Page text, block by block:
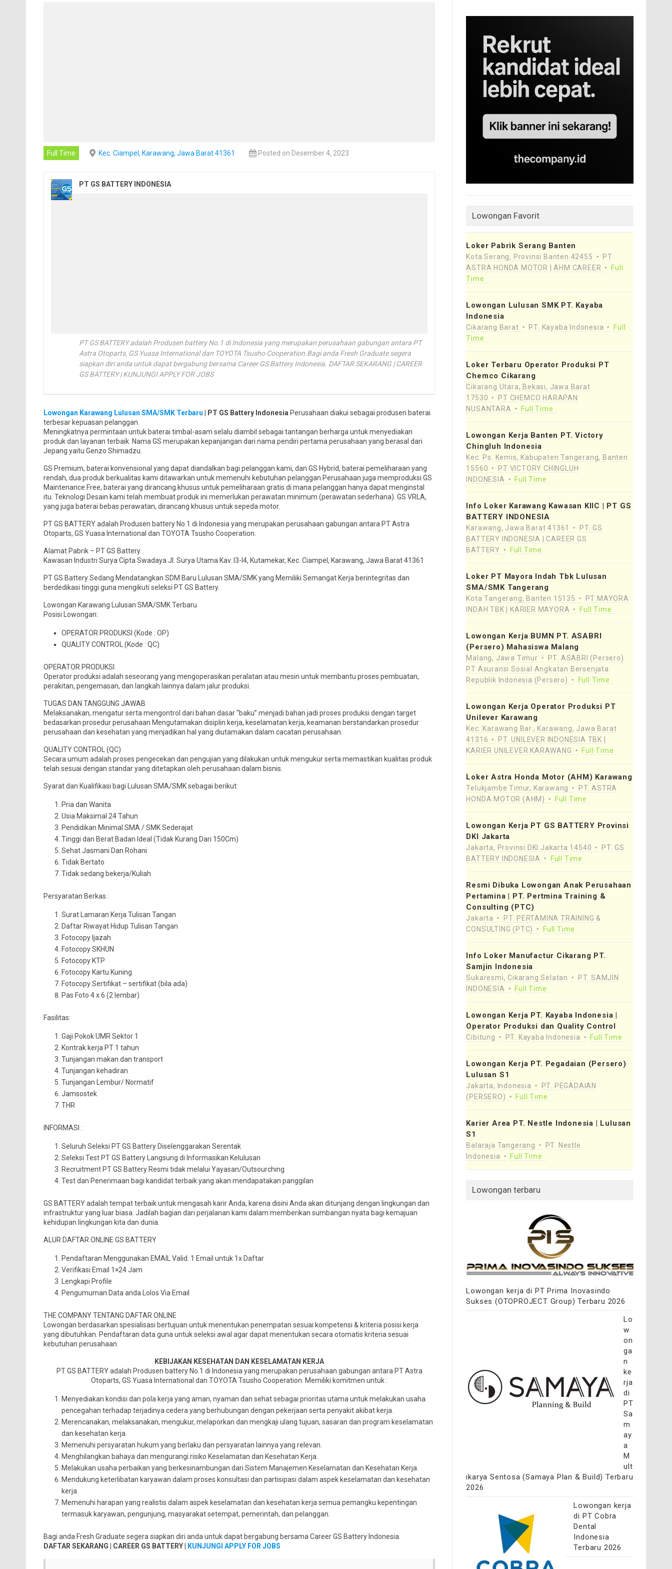
Full Time Kec. Ciampel, Karawang, Jawa Barat 41361 Posted on Desember 4, 2023
PT GS BATTERY INDONESIA
PT GS BATTERY adalah Produsen battery No.1 di Indonesia yang merupakan perusahaan gabungan antara PT
Astra Otoparts, GS Yuasa International dan TOYOTA Tsusho Cooperation.Bagi anda Fresh Graduate segera
siapkan diri anda untuk dapat bergabung bersama Career GS Battery Indonesia. DAFTAR SEKARANG | CAREER
GS BATTERY | KUNJUNGI APPLY FOR JOBS
Lowongan Karawang Lulusan SMA/SMK Terbaru | PT GS Battery Indonesia Perusahaan diakui sebagai produsen baterai
terbesar kepuasan pelanggan.
Meningkatnya permintaan untuk baterai timbal-asam selalu diambil sebagai tantangan berharga untuk menyediakan
produk dan layanan terbaik. Nama GS merupakan kepanjangan dari nama pendiri pertama perusahaan yang berasal dari
Jepang yaitu Genzo Shimadzu.
GS Premium, baterai konvensional yang dapat diandalkan bagi pelanggan kami, dan GS Hybrid, baterai pemeliharaan yang
rendah, dua produk berkualitas kami ditawarkan untuk memenuhi kebutuhan pelanggan.Perusahaan juga memproduksi GS
Maintenance Free, baterai yang dirancang khusus untuk pemeliharaan gratis di mana pelanggan hanya dapat menginstal
itu. Teknologi Desain kami telah membuat produk ini memerlukan perawatan minimum (perawatan sederhana). GS VRLA,
yang juga baterai bebas perawatan, dirancang khusus untuk sepeda motor.
PT GS BATTERY adalah Produsen battery No.1 di Indonesia yang merupakan perusahaan gabungan antara PT Astra
Otoparts, GS Yuasa International dan TOYOTA Tsusho Cooperation.
Alamat Pabrik – PT GS Battery
Kawasan Industri Surya Cipta Swadaya Jl. Surya Utama Kav. I3-I4, Kutamekar, Kec. Ciampel, Karawang, Jawa Barat 41361
PT GS Battery Sedang Mendatangkan SDM Baru Lulusan SMA/SMK yang Memiliki Semangat Kerja berintegritas dan
berdedikasi tinggi guna mengikuti seleksi PT GS Battery.
Lowongan Karawang Lulusan SMA/SMK Terbaru
Posisi Lowongan:
OPERATOR PRODUKSI (Kode : OP)
QUALITY CONTROL (Kode : QC)
OPERATOR PRODUKSI
Operator produksi adalah seseorang yang mengoperasikan peralatan atau mesin untuk membantu proses pembuatan,
perakitan, pengemasan, dan langkah lainnya dalam jalur produksi.
TUGAS DAN TANGGUNG JAWAB
Melaksanakan, mengatur serta mengontrol dari bahan dasar “baku” menjadi bahan jadi proses produksi dengan target
bedasarkan prosedur perusahaan Mengutamakan disiplin kerja, keselamatan kerja, keamanan berstandarkan prosedur
perusahaan dan kesehatan yang menjadikan hal yang diutamakan dalam cacatan perusahaan.
QUALITY CONTROL (QC)
Secara umum adalah proses pengecekan dan pengujian yang dilakukan untuk mengukur serta memastikan kualitas produk
telah sesuai dengan standar yang ditetapkan oleh perusahaan dalam bisnis.
Syarat dan Kualifikasi bagi Lulusan SMA/SMK sebagai berikut:
Pria dan Wanita
Usia Maksimal 24 Tahun
Pendidikan Minimal SMA / SMK Sederajat
Tinggi dan Berat Badan Ideal (Tidak Kurang Dari 150Cm)
Sehat Jasmani Dan Rohani
Tidak Bertato
Tidak sedang bekerja/Kuliah
Persyaratan Berkas :
Surat Lamaran Kerja Tulisan Tangan
Daftar Riwayat Hidup Tulisan Tangan
Fotocopy Ijazah
Fotocopy SKHUN
Fotocopy KTP
Fotocopy Kartu Kuning
Fotocopy Sertifikat – sertifikat (bila ada)
Pas Foto 4 x 6 (2 lembar)
Fasilitas:
Gaji Pokok UMR Sektor 1
Kontrak kerja PT 1 tahun
Tunjangan makan dan transport
Tunjangan kehadiran
Tunjangan Lembur/ Normatif
Jamsostek
THR
INFORMASI :
Seluruh Seleksi PT GS Battery Diselenggarakan Serentak
Seleksi Test PT GS Battery Langsung di Informasikan Kelulusan
Recruitment PT GS Battery Resmi tidak melalui Yayasan/Outsourching
Test dan Penerimaan bagi kandidat terbaik yang akan mendapatakan panggilan
GS BATTERY adalah tempat terbaik untuk mengasah karir Anda, karena disini Anda akan ditunjang dengan lingkungan dan
infrastruktur yang luar biasa. Jadilah bagian dari perjalanan kami dalam memberikan sumbangan nyata bagi kemajuan
kehidupan lingkungan kita dan dunia.
ALUR DAFTAR ONLINE GS BATTERY
Pendaftaran Menggunakan EMAIL Valid. 1 Email untuk 1x Daftar
Verifikasi Email 1×24 Jam
Lengkapi Profile
Pengumuman Data anda Lolos Via Email
THE COMPANY TENTANG DAFTAR ONLINE
Lowongan berdasarkan spesialisasi bertujuan untuk menentukan penempatan sesuai kompetensi & kriteria posisi kerja
yang dibutuhkan. Pendaftaran data guna untuk seleksi awal agar dapat menentukan secara otomatis kriteria sesuai
kebutuhan perusahaan.
KEBIJAKAN KESEHATAN DAN KESELAMATAN KERJA
PT GS BATTERY adalah Produsen battery No.1 di Indonesia yang merupakan perusahaan gabungan antara PT Astra
Otoparts, GS Yuasa International dan TOYOTA Tsusho Cooperation. Memiliki komitmen untuk :
Menyediakan kondisi dan pola kerja yang aman, nyaman dan sehat sebagai prioritas utama untuk melakukan usaha
pencegahan terhadap terjadinya cedera yang berhubungan dengan pekerjaan serta penyakit akibat kerja.
Merencanakan, melaksanakan, mengukur, melaporkan dan mengkaji ulang tujuan, sasaran dan program keselamatan
dan kesehatan kerja.
Memenuhi persyaratan hukum yang berlaku dan persyaratan lainnya yang relevan.
Menghilangkan bahaya dan mengurangi risiko Keselamatan dan Kesehatan Kerja.
Melakukan usaha perbaikan yang berkesinambungan dari Sistem Manajemen Keselamatan dan Kesehatan Kerja.
Mendukung keterlibatan karyawan dalam proses konsultasi dan partisipasi dalam aspek keselamatan dan kesehatan
kerja.
Memenuhi harapan yang realistis dalam aspek keselamatan dan kesehatan kerja semua pemangku kepentingan
termasuk karyawan, pengunjung, masyarakat setempat, pemerintah, dan pelanggan.
Bagi anda Fresh Graduate segera siapkan diri anda untuk dapat bergabung bersama Career GS Battery Indonesia.
DAFTAR SEKARANG | CAREER GS BATTERY |
KUNJUNGI APPLY FOR JOBS
Lowongan Favorit
Loker Pabrik Serang Banten
Kota Serang, Provinsi Banten 42455
PT
ASTRA HONDA MOTOR | AHM CAREER
Full
Time
Lowongan Lulusan SMK PT. Kayaba
Indonesia
Cikarang Barat PT. Kayaba Indonesia
Full
Time
Loker Terbaru Operator Produksi PT
Chemco Cikarang
Cikarang Utara, Bekasi, Jawa Barat
17530
PT CHEMCO HARAPAN
NUSANTARA
Full Time
Lowongan Kerja Banten PT. Victory
Chingluh Indonesia
Kec. Ps. Kemis, Kabupaten Tangerang, Banten
15560
PT VICTORY CHINGLUH
INDONESIA
Full Time
Info Loker Karawang Kawasan KIIC | PT GS
BATTERY INDONESIA
Karawang, Jawa Barat 41361
PT. GS
BATTERY INDONESIA | CAREER GS
BATTERY
Full Time
Loker PT Mayora Indah Tbk Lulusan
SMA/SMK Tangerang
Kota Tangerang, Banten 15135
PT MAYORA
INDAH TBK | KARIER MAYORA
Full Time
Lowongan Kerja BUMN PT. ASABRI
(Persero) Mahasiswa Malang
Malang, Jawa Timur
PT. ASABRI (Persero)
PT Asuransi Sosial Angkatan Bersenjata
Republik Indonesia (Persero)
Full Time
Lowongan Kerja Operator Produksi PT
Unilever Karawang
Kec. Karawang Bar., Karawang, Jawa Barat
41316
PT. UNILEVER INDONESIA TBK |
KARIER UNILEVER KARAWANG
Full Time
Loker Astra Honda Motor (AHM) Karawang
Telukjambe Timur, Karawang
PT. ASTRA
HONDA MOTOR (AHM)
Full Time
Lowongan Kerja PT GS BATTERY Provinsi
DKI Jakarta
Jakarta, Provinsi DKI Jakarta 14540
PT. GS
BATTERY INDONESIA
Full Time
Resmi Dibuka Lowongan Anak Perusahaan
Pertamina | PT. Pertmina Training &
Consulting (PTC)
Jakarta
PT. PERTAMINA TRAINING &
CONSULTING (PTC)
Full Time
Info Loker Manufactur Cikarang PT.
Samjin Indonesia
Sukaresmi, Cikarang Selatan
PT. SAMJIN
INDONESIA
Full Time
Lowongan Kerja PT. Kayaba Indonesia |
Operator Produksi dan Quality Control
Cibitung PT. Kayaba Indonesia Full Time
Lowongan Kerja PT. Pegadaian (Persero)
Lulusan S1
Jakarta, Indonesia
PT. PEGADAIAN
(PERSERO)
Full Time
Karier Area PT. Nestle Indonesia | Lulusan
S1
Balaraja Tangerang
PT. Nestle
Indonesia
Full Time
Lowongan terbaru
Lowongan kerja di PT Prima Inovasindo
Sukses (OTOPROJECT Group) Terbaru 2026
Lo
w
on
ga
n
ke
rja
di
PT
Sa
m
ay
a
M
ult
ikarya Sentosa (Samaya Plan & Build) Terbaru
2026
Lowongan kerja
di PT Cobra
Dental
Indonesia
Terbaru 2026